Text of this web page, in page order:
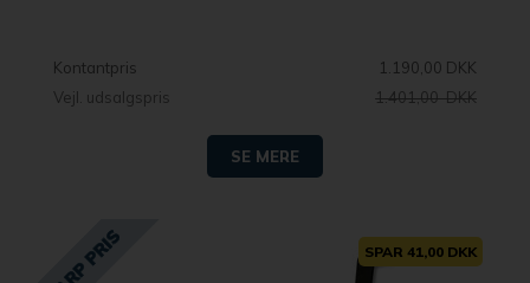
Kontantpris
1.190,00 DKK
Vejl. udsalgspris
1.401,00 DKK
SE MERE
SPAR 41,00 DKK